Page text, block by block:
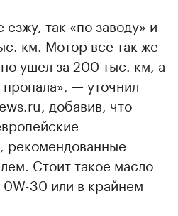
так «по заводу» и
км. Мотор все так же
ушел за 200 тыс. км, а
— уточнил
добавив, что
рекомендованные
Стоит такое масло
30 или в крайнем